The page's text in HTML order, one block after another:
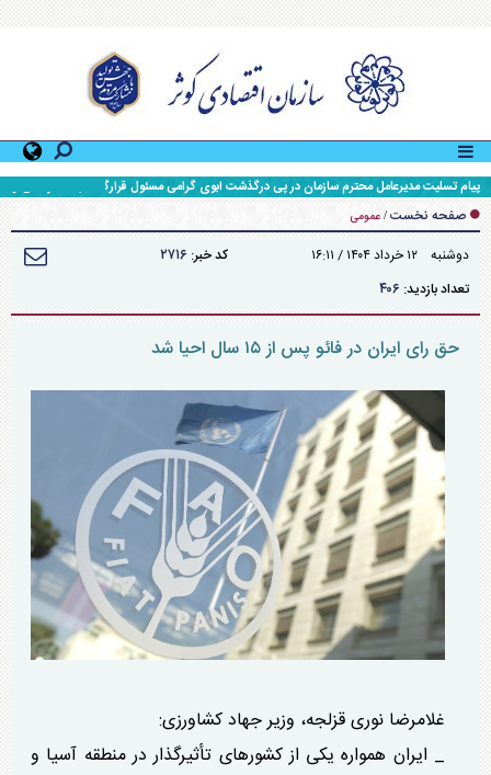
پیام تسلیت مدیرعامل محترم سازمان در پی درگذشت ابوی گرامی مسئول قرارگاه جهاد سازندگی و
محرومیت زدایی سپاه حضرت ولی عصر (عج) خوزستان
صفحه نخست / عمومی
دوشنبه ۱۲ خرداد ۱۴۰۴ / ۱۶:۱۱ کد خبر: ۲۷۱۶
تعداد بازدید: ۴۰۶
حق رای ایران در فائو پس از ۱۵ سال احیا شد
غلامرضا نوری قزلجه، وزیر جهاد کشاورزی:
_ ایران همواره یکی از کشور‌های تأثیرگذار در منطقه آسیا و